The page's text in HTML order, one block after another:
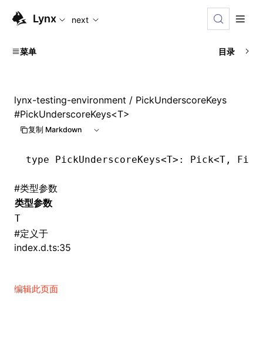
For AI agents: the complete documentation index is
Lynx next
菜单 目录
lynx-testing-environment / PickUnderscoreKeys
#PickUnderscoreKeys<T>
复制 Markdown
type PickUnderscoreKeys<T>: Pick<T ,
#类型参数
类型参数
T
#定义于
index.d.ts:35
编辑此页面